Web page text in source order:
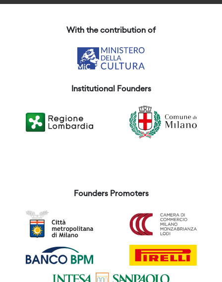
With the contribution of
Institutional Founders
Founders Promoters